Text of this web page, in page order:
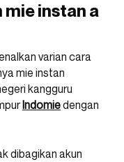
mie instan a
varian cara
mie instan
kangguru
Indomiedengan
dibagikan akun